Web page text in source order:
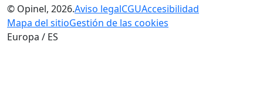
© Opinel, 2026.Aviso legalCGUAccesibilidad
Mapa del sitioGestión de las cookies
Europa / ES